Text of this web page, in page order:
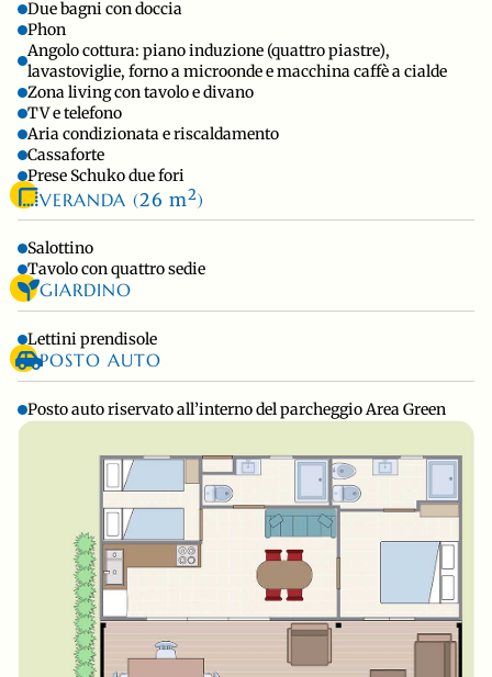
Due bagni con doccia
Phon
Angolo cottura: piano induzione (quattro piastre),
lavastoviglie, forno a microonde e macchina caffè a cialde
Zona living con tavolo e divano
TV e telefono
Aria condizionata e riscaldamento
Cassaforte
Prese Schuko due fori
VERANDA (26 m2)
Salottino
Tavolo con quattro sedie
GIARDINO
Lettini prendisole
POSTO AUTO
Posto auto riservato all’interno del parcheggio Area Green